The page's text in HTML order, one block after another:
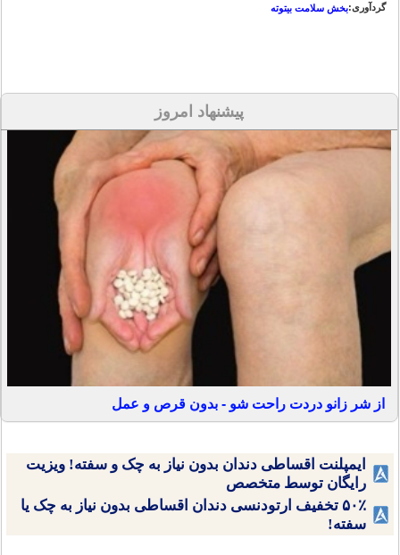
گردآوری:بخش سلامت بیتوته
پیشنهاد امروز
از شر زانو دردت راحت شو - بدون قرص و عمل
ایمپلنت اقساطی دندان بدون نیاز به چک و سفته! ویزیت
رایگان توسط متخصص
۵۰٪ تخفیف ارتودنسی دندان اقساطی بدون نیاز به چک یا
سفته!